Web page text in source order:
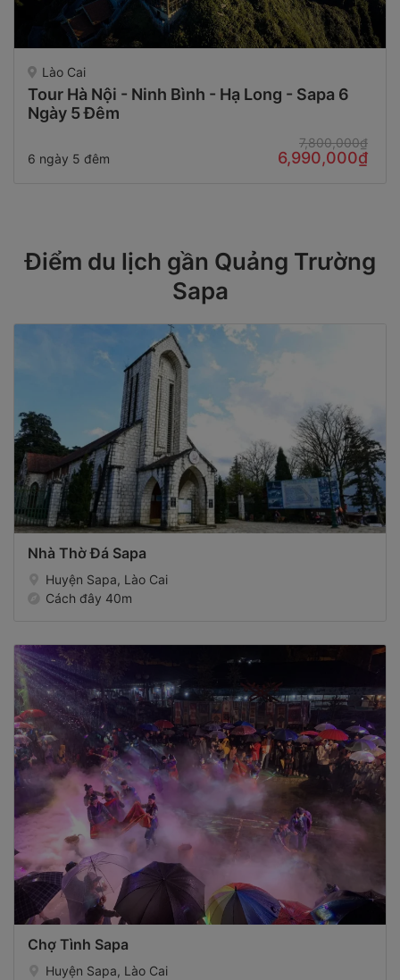
Lào Cai
Tour Hà Nội - Ninh Bình - Hạ Long - Sapa 6
Ngày 5 Đêm
6 ngày 5 đêm
7,800,000₫
6,990,000₫
Điểm du lịch gần Quảng Trường
Sapa
Nhà Thờ Đá Sapa
Huyện Sapa, Lào Cai
Cách đây 40m
Chợ Tình Sapa
Huyện Sapa, Lào Cai